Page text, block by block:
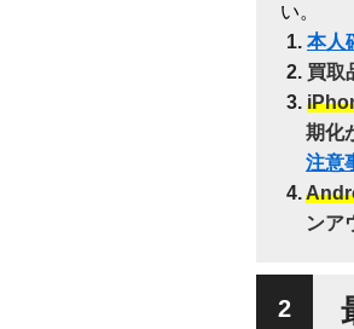
い。
本人
買取
期化
注意
ンア